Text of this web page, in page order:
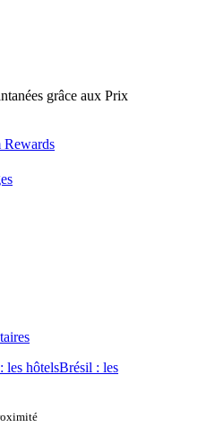
grâce aux Prix
les hôtelsBrésil : les